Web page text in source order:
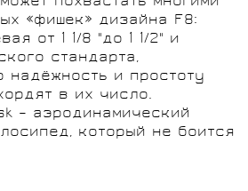
«фишек» дизайна F8:
от 1 1/8 "до 1 1/2" и
стандарта,
надёжность и простоту
в их число.
– аэродинамический
который не боится